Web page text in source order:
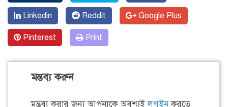
Linkedin Reddit Google Plus
Pinterest Print
মন্তব্য করুন
মন্তব্য করার জন্য আপনাকে অবশ্যইলগইনকরতে